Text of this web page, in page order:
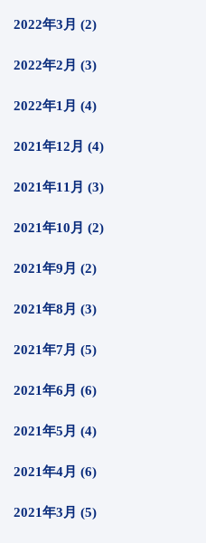
2022年3月 (2)
2022年2月 (3)
2022年1月 (4)
2021年12月 (4)
2021年11月 (3)
2021年10月 (2)
2021年9月 (2)
2021年8月 (3)
2021年7月 (5)
2021年6月 (6)
2021年5月 (4)
2021年4月 (6)
2021年3月 (5)